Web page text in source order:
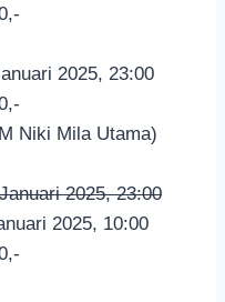
2025, 23:00
Niki Mila Utama)
2025, 23:00
2025, 10:00